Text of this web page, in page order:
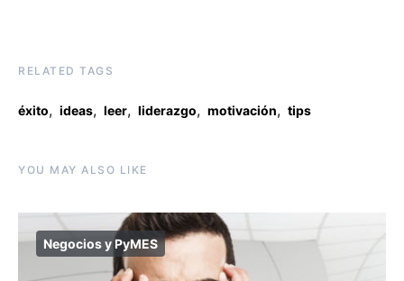
RELATED TAGS
éxito, ideas, leer, liderazgo, motivación, tips
YOU MAY ALSO LIKE
Negocios y PyMES